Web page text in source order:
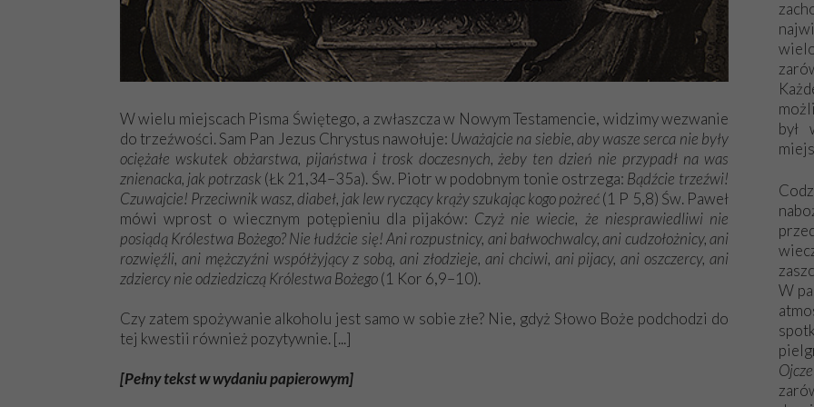
W wielu miejscach Pisma Świętego, a zwłaszcza w Nowym Testamencie, widzimy wezwanie
do trzeźwości. Sam Pan Jezus Chrystus nawołuje: Uważajcie na siebie, aby wasze serca nie były
ociężałe wskutek obżarstwa, pijaństwa i trosk doczesnych, żeby ten dzień nie przypadł na was
znienacka, jak potrzask (Łk 21,34–35a). Św. Piotr w podobnym tonie ostrzega: Bądźcie trzeźwi!
Czuwajcie! Przeciwnik wasz, diabeł, jak lew ryczący krąży szukając kogo pożreć(1 P 5,8) Św. Paweł
mówi wprost o wiecznym potępieniu dla pijaków: Czyż nie wiecie, że niesprawiedliwi nie
posiądą Królestwa Bożego? Nie łudźcie się! Ani rozpustnicy, ani bałwochwalcy, ani cudzołożnicy, ani
rozwięźli, ani mężczyźni współżyjący z sobą, ani złodzieje, ani chciwi, ani pijacy, ani oszczercy, ani
zdziercy nie odziedziczą Królestwa Bożego(1 Kor 6,9–10).
Czy zatem spożywanie alkoholu jest samo w sobie złe? Nie, gdyż Słowo Boże podchodzi do
tej kwestii również pozytywnie. [...]
[Pełny tekst w wydaniu papierowym]
był
W